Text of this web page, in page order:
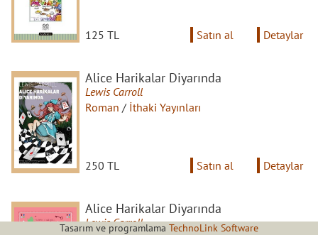
125 TL Satın al Detaylar
Alice Harikalar Diyarında
Lewis Carroll
Roman / İthaki Yayınları
250 TL Satın al Detaylar
Alice Harikalar Diyarında
Lewis Carroll
Tasarım ve programlama TechnoLink Software